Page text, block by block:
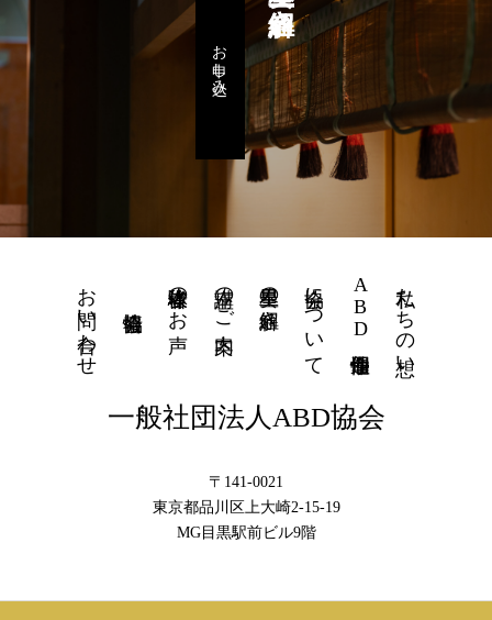
お申し込み
私たちの想い
ABD個性運命學
協会について
星里奏の紐解き
講座のご案内
体験者様のお声
お問い合わせ
一般社団法人ABD協会
〒141-0021
東京都品川区上大崎2-15-19
MG目黒駅前ビル9階